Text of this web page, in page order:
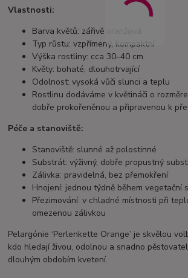
Vlastnosti:
Barva květů: zářivě oranžová
Typ růstu: vzpřímený, kompaktní
Výška rostliny: cca 30–40 cm
Květy: bohaté, dlouhotrvající
Odolnost: vysoká vůči slunci a teplu
Rostlinu dodáváme v květináči o
dobře prokořeněnou a připravenou k
Péče a stanoviště:
Stanoviště: slunné až polostinné
Substrát: výživný, dobře propustný
Zálivka: pravidelná, bez přemokření
Hnojení: jednou týdně během vegetační
Přezimování: v chladné místnosti při
omezenou zálivkou
Pelargónie ‘Perlenkette Orange’ je skvělou
kdo hledají živou, odolnou a snadno
dlouhým obdobím kvetení.